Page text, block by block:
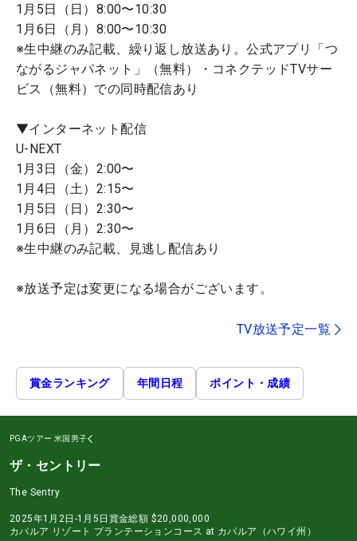
1月5日（日）8:00〜10:30
1月6日（月）8:00〜10:30
※生中継のみ記載、繰り返し放送あり。公式アプリ「つ
ながるジャパネット」（無料）・コネクテッドTVサー
ビス（無料）での同時配信あり
▼インターネット配信
U-NEXT
1月3日（金）2:00〜
1月4日（土）2:15〜
1月5日（日）2:30〜
1月6日（月）2:30〜
※生中継のみ記載、見逃し配信あり
※放送予定は変更になる場合がございます。
TV放送予定一覧
賞金ランキング 年間日程 ポイント・成績
PGAツアー 米国男子
ザ・セントリー
The Sentry
2025年1月2日-1月5日 賞金総額 $20,000,000
カパルア リゾート プランテーションコース at カパルア（ハワイ州）